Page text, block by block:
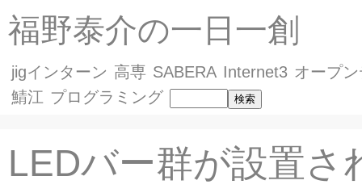
福野泰介の一日一創
jigインターン 高専 SABERA Internet3 オープ
鯖江 プログラミング
LEDバー群が設置さ